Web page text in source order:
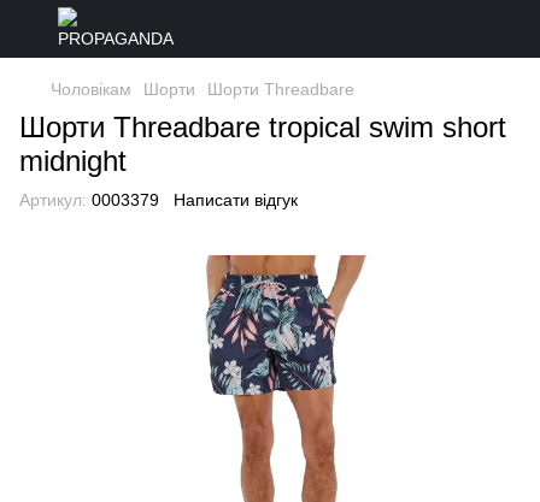
Чоловікам Шорти Шорти Threadbare
Шорти Threadbare tropical swim short
midnight
Артикул: 0003379 Написати відгук